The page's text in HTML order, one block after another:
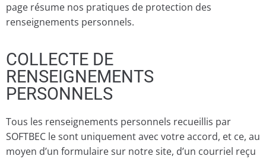
page résume nos pratiques de protection des
renseignements personnels.
COLLECTE DE
RENSEIGNEMENTS
PERSONNELS
Tous les renseignements personnels recueillis par
SOFTBEC le sont uniquement avec votre accord, et ce, au
moyen d’un formulaire sur notre site, d’un courriel reçu